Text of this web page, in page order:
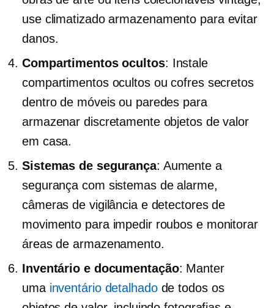
use climatizadoarmazenamento para evitar
danos.
Compartimentos ocultos: Instale
compartimentos ocultos ou cofres secretos
dentro de móveis ou paredes para
armazenar discretamente objetos de valor
em casa.
Sistemas de segurança: Aumente a
segurança com sistemas de alarme,
câmeras de vigilância e detectores de
movimento para impedir roubos e monitorar
áreas de armazenamento.
Inventário e documentação: Manter
uma inventário detalhadode todos os